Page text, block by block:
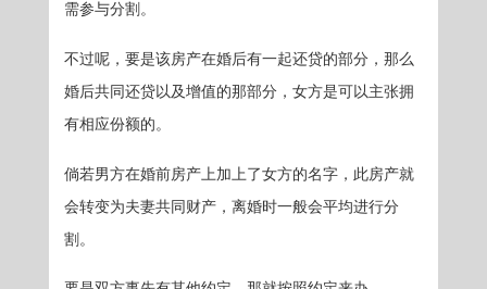
需参与分割。
不过呢，要是该房产在婚后有一起还贷的部分，那么
婚后共同还贷以及增值的那部分，女方是可以主张拥
有相应份额的。
倘若男方在婚前房产上加上了女方的名字，此房产就
会转变为夫妻共同财产，离婚时一般会平均进行分
割。